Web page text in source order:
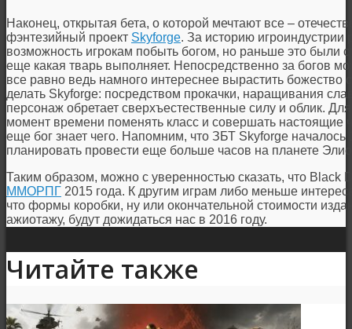
Наконец, открытая бета, о которой мечтают все –
фэнтезийный проект Skyforge. За историю игроиндустрии
возможность игрокам побыть богом, но раньше это были
еще какая тварь выполняет. Непосредственно за богов
все равно ведь намного интереснее вырастить божество
делать Skyforge: посредством прокачки, наращивания
персонаж обретает сверхъестественные силу и облик.
момент времени поменять класс и совершать настоящие
еще бог знает чего. Напомним, что ЗБТ Skyforge началось
планировать провести еще больше часов на планете
Таким образом, можно с уверенностью сказать, что
ММОРПГ 2015 года. К другим играм либо меньше
что формы коробки, ну или окончательной стоимости
ажиотажу, будут дожидаться нас в 2016 году.
Читайте также